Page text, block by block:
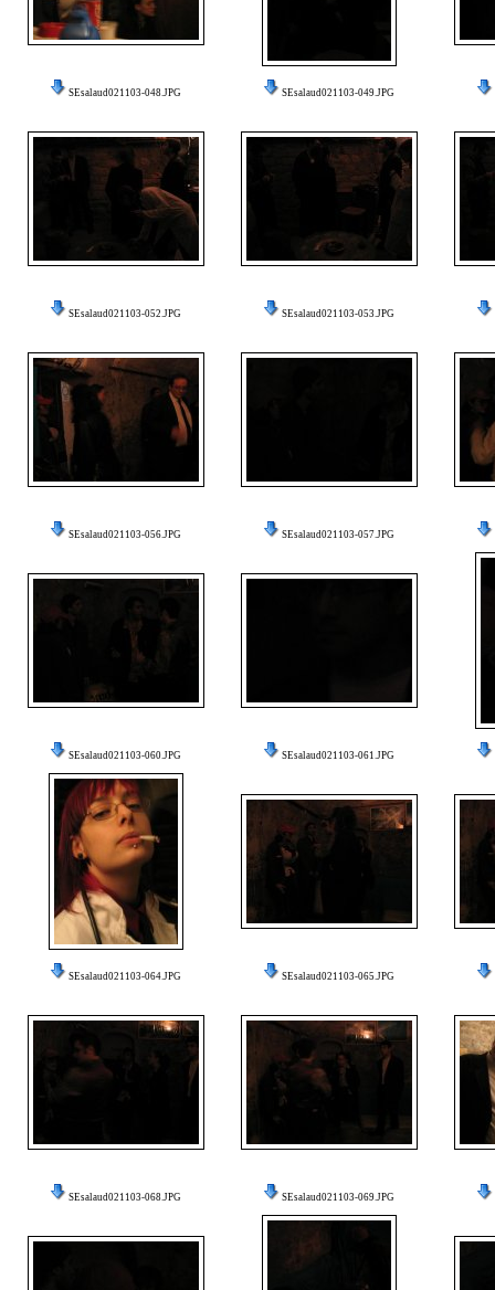
SEsalaud021103-048.JPG SEsalaud021103-049.JPG
SEsalaud021103-052.JPG SEsalaud021103-053.JPG
SEsalaud021103-056.JPG SEsalaud021103-057.JPG
SEsalaud021103-060.JPG SEsalaud021103-061.JPG
SEsalaud021103-064.JPG SEsalaud021103-065.JPG
SEsalaud021103-068.JPG SEsalaud021103-069.JPG